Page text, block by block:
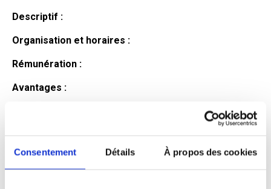
Consentement Détails À propos des cookies
Descriptif :
Organisation et horaires :
Rémunération :
Avantages :
candidat